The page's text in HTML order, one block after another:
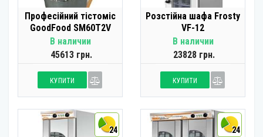
Професійний тістоміс
GoodFood SM60T2V
В наличии
45613 грн.
КУПИТИ
Розстійна шафа Frosty
VF-12
В наличии
23828 грн.
КУПИТИ
24 24